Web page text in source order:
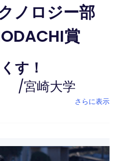
ノロジー部
賞
す！
/宮崎大学
さらに表示